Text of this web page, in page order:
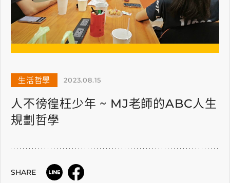
生活哲學 2023.08.15
人不徬徨枉少年 ~ MJ老師的ABC人生
規劃哲學
SHARE